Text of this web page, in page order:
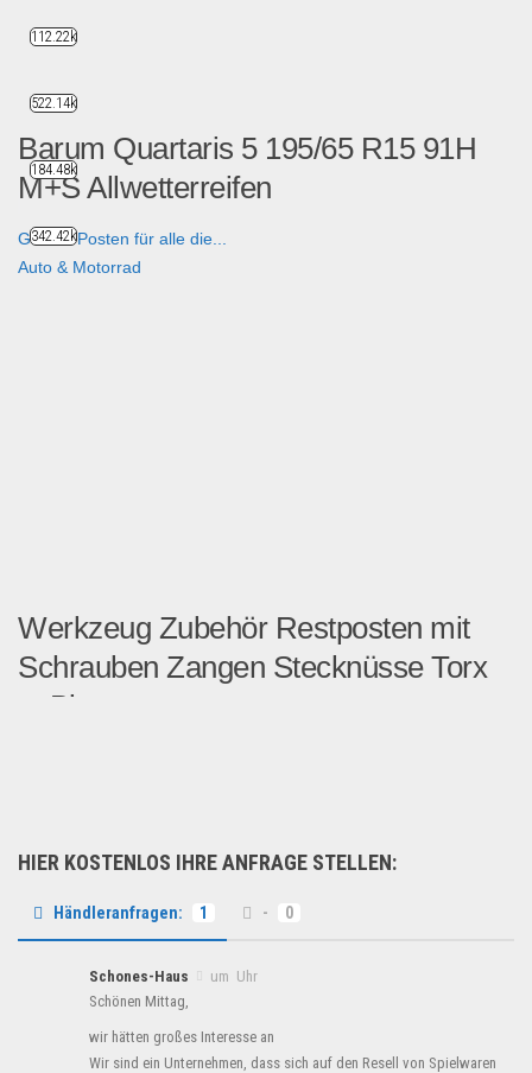
Barum Quartaris 5 195/65 R15 91H
M+S Allwetterreifen
Großer Posten für alle die...
Auto & Motorrad
Werkzeug Zubehör Restposten mit
Schrauben Zangen Stecknüsse Torx
u. Bi...
HIER KOSTENLOS IHRE ANFRAGE STELLEN:
Händleranfragen: 1 - 0
Schones-Haus
um Uhr
Schönen Mittag,
wir hätten großes Interesse an
Wir sind ein Unternehmen, dass sich auf den Resell von Spielwaren
112.22k
522.14k
184.48k
342.42k